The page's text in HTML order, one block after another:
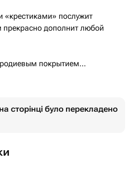
«крестиками» послужит
дополнит любой
покрытием
крестиков 1,5х1см.
сторінці було перекладено